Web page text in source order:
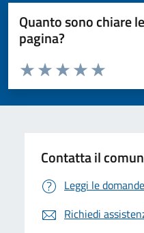
Quanto sono chiare
pagina?
Valuta da 1 a 5 stelle la pagina
Valuta 5
Valuta 4 stelle
Valuta 3 stelle su 5
Valuta 2 stelle su 5
Valuta 1 stelle su 5
Contatta il
Leggi le
Richiedi